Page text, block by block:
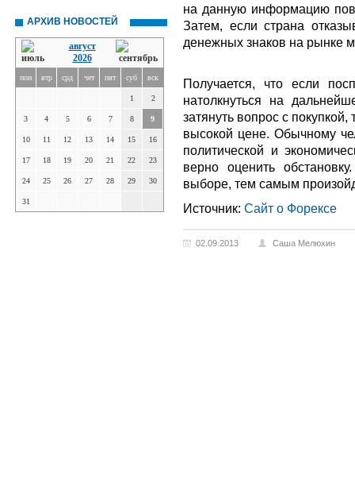
АРХИВ НОВОСТЕЙ
август
2026
пон втр срд чет пят суб вск
1 2
3 4 5 6 7 8 9
10 11 12 13 14 15 16
17 18 19 20 21 22 23
24 25 26 27 28 29 30
31
на данную информацию
Затем, если страна
денежных знаков на рынке
Получается, что если
натолкнуться на
затянуть вопрос с
высокой цене. Обычному
политической и
верно оценить
выборе, тем самым
Источник: Сайт о Форексе
02.09.2013 Саша Мелюхин